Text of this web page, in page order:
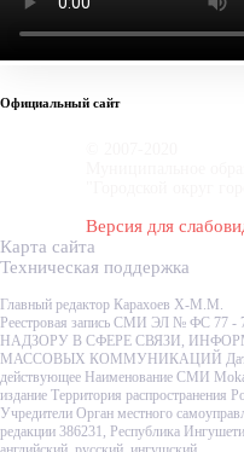
Официальный сайт
Версия для
Карта сайта
Техническая поддержка
Главный редактор Карахоев Х-М.М.
Реестровая запись СМИ ЭЛ № ФС
НАДЗОРУ В СФЕРЕ СВЯЗИ,
МАССОВЫХ КОММУНИКАЦИЙ Дата
действующее Наименование СМИ
издание Территория распространения
Учредители Орган местного
редакции 386231, Республика